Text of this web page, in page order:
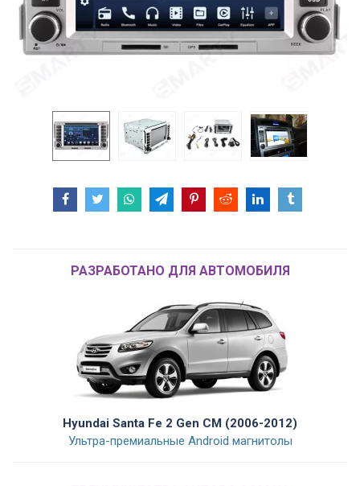
РАЗРАБОТАНО ДЛЯ АВТОМОБИЛЯ
Hyundai Santa Fe 2 Gen CM (2006-2012)
Ультра-премиальные Android магнитолы